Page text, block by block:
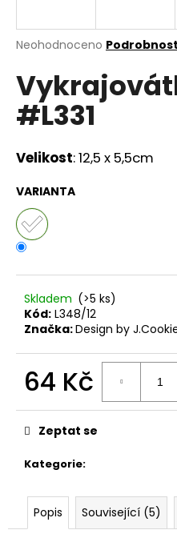
Průměrné
produktu
je
0,0
z
hvězdiček.
Neohodnoceno
#L331
Velikost:12,5 x 5,5cm
VARIANTA
Skladem (>5 ks)
Kód: L348/12
Značka:Design by
64 Kč
cena:
Kategorie:
Zeptat se
Popis Související (5)
j
t
?
D
o
p
o
č
u
e
m
VYKRAJOVÁTKA
CHRISTMAS